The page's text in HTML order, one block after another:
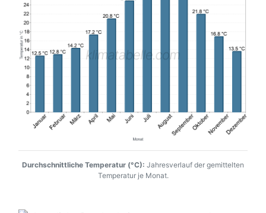
Durchschnittliche Temperatur (°C): Jahresverlauf der gemittelten
Temperatur je Monat.